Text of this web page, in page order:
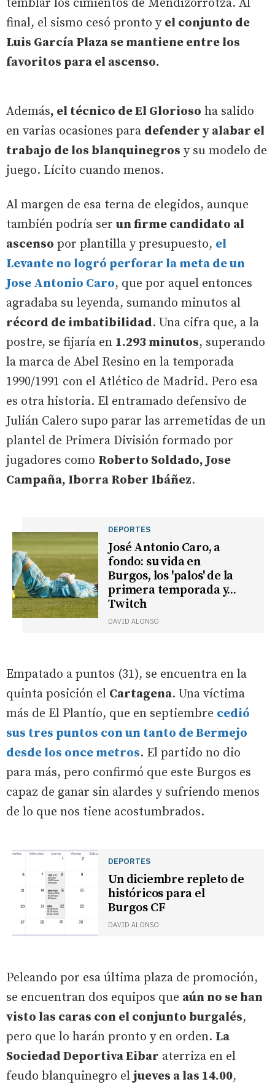
temblar los cimientos de Mendizorrotza. Al
final, el sismo cesó pronto y el conjunto de
Luis García Plaza se mantiene entre los
favoritos para el ascenso.
Además, el técnico de El Glorioso ha salido
en varias ocasiones para defender y alabar el
trabajo de los blanquinegros y su modelo de
juego. Lícito cuando menos.
Al margen de esa terna de elegidos, aunque
también podría ser un firme candidato al
ascenso por plantilla y presupuesto, el
Levante no logró perforar la meta de un
Jose Antonio Caro, que por aquel entonces
agradaba su leyenda, sumando minutos al
récord de imbatibilidad. Una cifra que, a la
postre, se fijaría en 1.293 minutos, superando
la marca de Abel Resino en la temporada
1990/1991 con el Atlético de Madrid. Pero esa
es otra historia. El entramado defensivo de
Julián Calero supo parar las arremetidas de un
plantel de Primera División formado por
jugadores como Roberto Soldado, Jose
Campaña, Iborra Rober Ibáñez.
DEPORTES
José Antonio Caro, a
fondo: su vida en
Burgos, los 'palos' de la
primera temporada y...
Twitch
DAVID ALONSO
Empatado a puntos (31), se encuentra en la
quinta posición el Cartagena. Una víctima
más de El Plantío, que en septiembre cedió
sus tres puntos con un tanto de Bermejo
desde los once metros. El partido no dio
para más, pero confirmó que este Burgos es
capaz de ganar sin alardes y sufriendo menos
de lo que nos tiene acostumbrados.
DEPORTES
Un diciembre repleto de
históricos para el
Burgos CF
DAVID ALONSO
Peleando por esa última plaza de promoción,
se encuentran dos equipos que aún no se han
visto las caras con el conjunto burgalés,
pero que lo harán pronto y en orden. La
Sociedad Deportiva Eibar aterriza en el
feudo blanquinegro el jueves a las 14.00,